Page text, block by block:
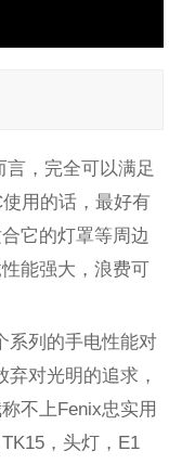
，完全可以满足
用的话，最好有
它的灯罩等周边
能强大，浪费可
系列的手电性能对
对光明的追求，
不上Fenix忠实用
，头灯，E1